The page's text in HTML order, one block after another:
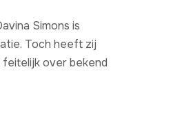
Simons is
Toch heeft zij
over bekend